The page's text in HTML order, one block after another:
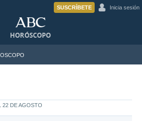
SUSCRÍBETE Inicia sesión
HORÓSCOPO
22 DE AGOSTO